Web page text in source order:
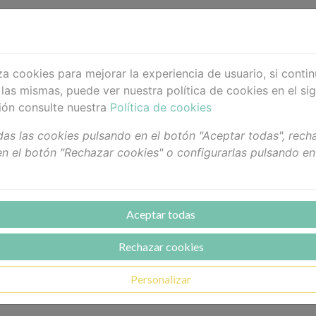
masajear desde la raíz hasta las puntas.
bien.
Vegano+
de acondicionamiento profundo que proporciona
y dañado.
floral que ofrece suavización sublime y reposición
que aumenta el contenido de humedad para calmar
y brillo superior que proporciona desenredado
que protege la luz intensa protegiendo el cabello del
con una dosis de NAK Replends Crème.
cookies para mejorar la experiencia de usuario, si
mismas, puede ver nuestra política de cookies en el
consulte nuestra Política de cookies
las cookies pulsando en el botón "Aceptar todas",
el botón "Rechazar cookies" o configurarlas pulsando
Aceptar todas
Rechazar cookies
Personalizar